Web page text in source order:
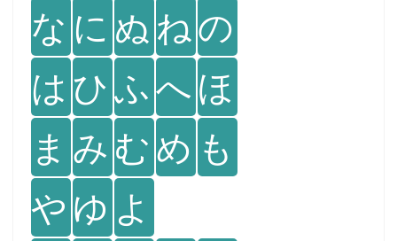
な に ぬ ねの
は ひふへほ
ま み むめ も
や ゆ よ